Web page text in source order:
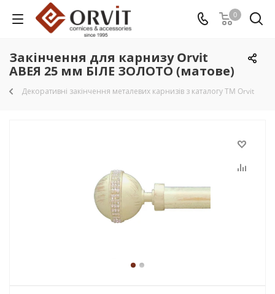
0
Закінчення для карнизу Orvit
АВЕЯ 25 мм БІЛЕ ЗОЛОТО (матове)
Декоративні закінчення металевих карнизів з каталогу TM Orvit